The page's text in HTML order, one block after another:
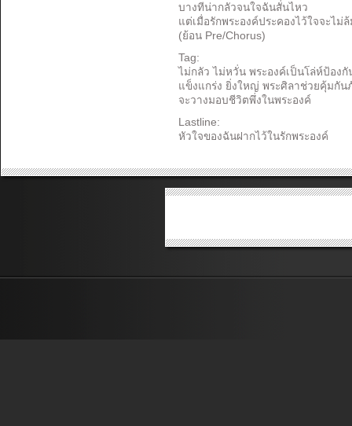
บางทีน่ากลัวจนใจฉันสั่นไหว
แต่เมื่อรักพระองค์ประคองไว้ใจจะไม่
(ย้อน Pre/Chorus)
Tag:
ไม่กลัว ไม่หวั่น พระองค์เป็นโล่ห์ป้องกั
แข็งแกร่ง ยิ่งใหญ่ พระศิลาช่วยคุ้มกัน
จะวางมอบชีวิตพึ่งในพระองค์
Lastline:
หัวใจของฉันฝากไว้ในรักพระองค์